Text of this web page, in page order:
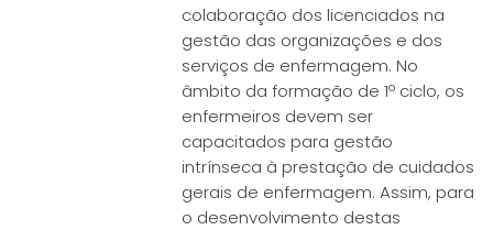
colaboração dos licenciados na
gestão das organizações e dos
serviços de enfermagem. No
âmbito da formação de 1º ciclo, os
enfermeiros devem ser
capacitados para gestão
intrínseca à prestação de cuidados
gerais de enfermagem. Assim, para
o desenvolvimento destas